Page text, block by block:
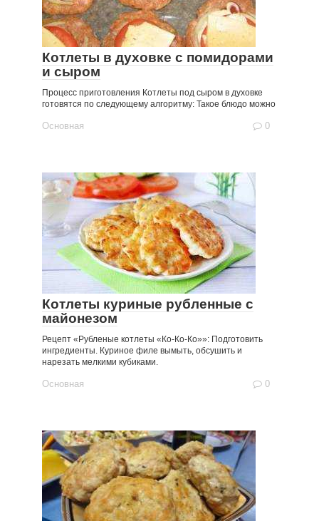
Котлеты в духовке с помидорами
и сыром
Процесс приготовления Котлеты под сыром в духовке
готовятся по следующему алгоритму: Такое блюдо можно
Основная 0
Котлеты куриные рубленные с
майонезом
Рецепт «Рубленые котлеты «Ко-Ко-Ко»»: Подготовить
ингредиенты. Куриное филе вымыть, обсушить и
нарезать мелкими кубиками.
Основная 0